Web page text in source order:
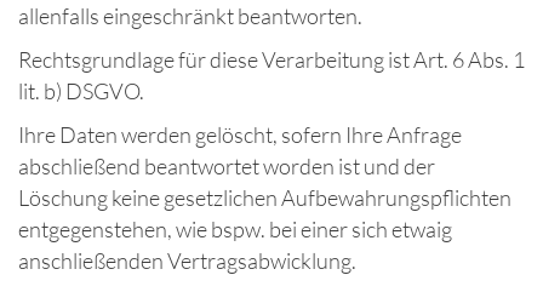
allenfalls eingeschränkt beantworten.
Rechtsgrundlage für diese Verarbeitung ist Art. 6 Abs. 1
lit. b) DSGVO.
Ihre Daten werden gelöscht, sofern Ihre Anfrage
abschließend beantwortet worden ist und der
Löschung keine gesetzlichen Aufbewahrungspflichten
entgegenstehen, wie bspw. bei einer sich etwaig
anschließenden Vertragsabwicklung.